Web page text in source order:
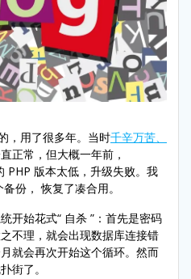
，用了很多年。当时千辛万苦、
正常，但大概一年前，
PHP 版本太低，升级失败。我
份， 恢复了凑合用。
开始花式“ 自杀 ”：首先是密码
不理，就会出现数据库连接错
就会再次开始这个循环。然而
街了。